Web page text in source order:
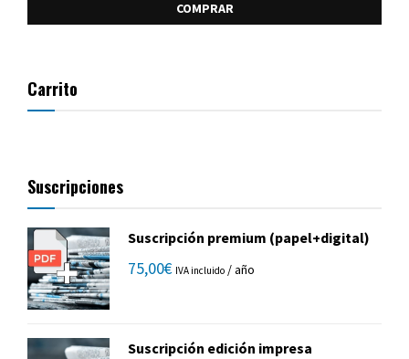
COMPRAR
Carrito
Suscripciones
Suscripción premium (papel+digital)
75,00€ IVA incluido / año
Suscripción edición impresa